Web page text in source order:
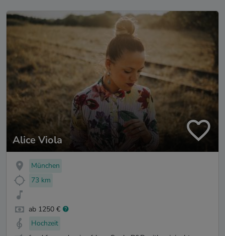
Alice Viola
München
73 km
ab 1250 €
Hochzeit